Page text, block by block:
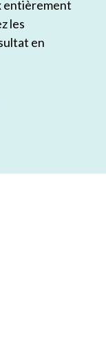
entièrement
les
en